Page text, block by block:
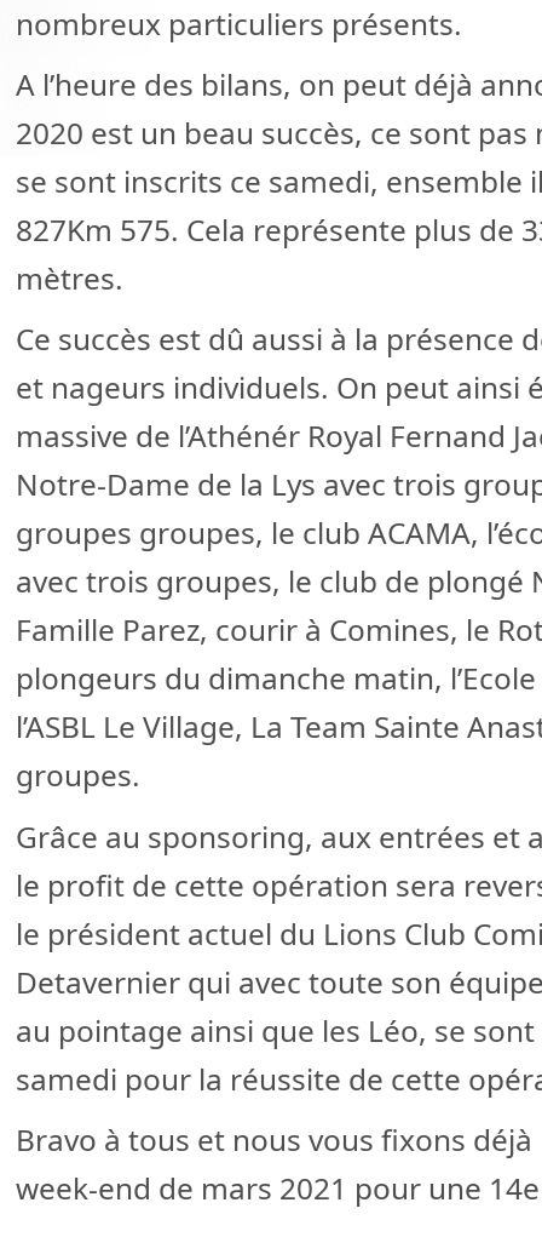
nombreux particuliers présents.
A l’heure des bilans, on peut déjà
2020 est un beau succès, ce sont
se sont inscrits ce samedi, ensemble
827Km 575. Cela représente plus de
mètres.
Ce succès est dû aussi à la présence
et nageurs individuels. On peut ainsi
massive de l’Athénér Royal Fernand
Notre-Dame de la Lys avec trois
groupes groupes, le club ACAMA,
avec trois groupes, le club de plongé
Famille Parez, courir à Comines, le
plongeurs du dimanche matin,
l’ASBL Le Village, La Team Sainte
groupes.
Grâce au sponsoring, aux entrées et
le profit de cette opération sera
le président actuel du Lions Club
Detavernier qui avec toute son
au pointage ainsi que les Léo, se
samedi pour la réussite de cette
Bravo à tous et nous vous fixons
week-end de mars 2021 pour une